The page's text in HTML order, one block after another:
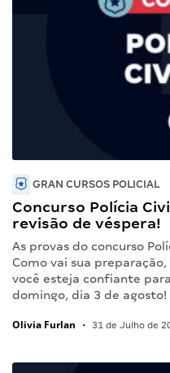
GRAN CURSOS POLICIAL
Concurso Polícia
revisão de véspera!
As provas do concurso
Como vai sua
você esteja confiante
domingo, dia 3 de
Olivia Furlan • 31 de Julho de